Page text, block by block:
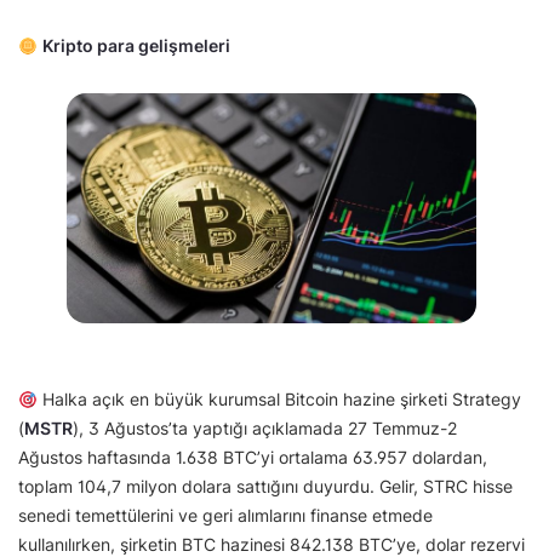
Kripto para gelişmeleri
Halka açık en büyük kurumsal Bitcoin hazine şirketi Strategy
(MSTR), 3 Ağustos’ta yaptığı açıklamada 27 Temmuz-2
Ağustos haftasında 1.638 BTC’yi ortalama 63.957 dolardan,
toplam 104,7 milyon dolara sattığını duyurdu. Gelir, STRC hisse
senedi temettülerini ve geri alımlarını finanse etmede
kullanılırken, şirketin BTC hazinesi 842.138 BTC’ye, dolar rezervi